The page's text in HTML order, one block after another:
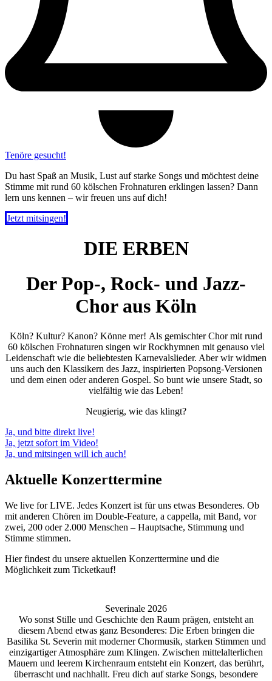
Tenöre gesucht!
Du hast Spaß an Musik, Lust auf starke Songs und möchtest deine
Stimme mit rund 60 kölschen Frohnaturen erklingen lassen? Dann
lern uns kennen – wir freuen uns auf dich!
Jetzt mitsingen!
DIE ERBEN
Der Pop-, Rock- und Jazz-
Chor aus Köln
Köln? Kultur? Kanon? Könne mer! Als gemischter Chor mit rund
60 kölschen Frohnaturen singen wir Rockhymnen mit genauso viel
Leidenschaft wie die beliebtesten Karnevalslieder. Aber wir widmen
uns auch den Klassikern des Jazz, inspirierten Popsong-Versionen
und dem einen oder anderen Gospel. So bunt wie unsere Stadt, so
vielfältig wie das Leben!
Neugierig, wie das klingt?
Ja, und bitte direkt live!
Ja, jetzt sofort im Video!
Ja, und mitsingen will ich auch!
Aktuelle Konzerttermine
We live for LIVE. Jedes Konzert ist für uns etwas Besonderes. Ob
mit anderen Chören im Double-Feature, a cappella, mit Band, vor
zwei, 200 oder 2.000 Menschen – Hauptsache, Stimmung und
Stimme stimmen.
Hier findest du unsere aktuellen Konzerttermine und die
Möglichkeit zum Ticketkauf!
Severinale 2026
Wo sonst Stille und Geschichte den Raum prägen, entsteht an
diesem Abend etwas ganz Besonderes: Die Erben bringen die
Basilika St. Severin mit moderner Chormusik, starken Stimmen und
einzigartiger Atmosphäre zum Klingen. Zwischen mittelalterlichen
Mauern und leerem Kirchenraum entsteht ein Konzert, das berührt,
überrascht und nachhallt. Freu dich auf starke Songs, besondere